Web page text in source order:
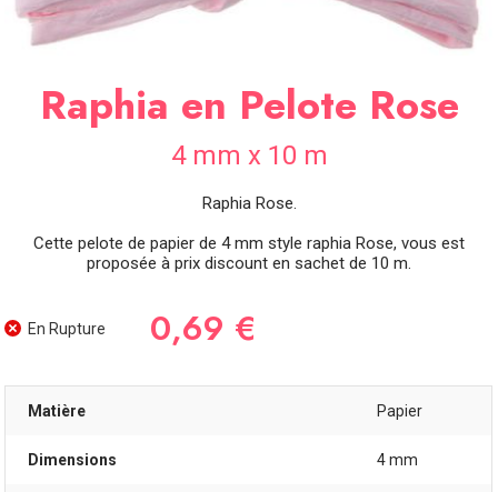
SOIRÉE
DÉCORaphia en Pelote Rose
4 mm x 10 m
Raphia Rose.
Cette pelote de papier de 4 mm style raphia Rose, vous est
proposée à prix discount en sachet de 10 m.
En Rupture 0,69 €
Matière Papier
Dimensions 4 mm